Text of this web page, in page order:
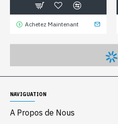
Achetez Maintenant
NAVIGUATION
A Propos de Nous